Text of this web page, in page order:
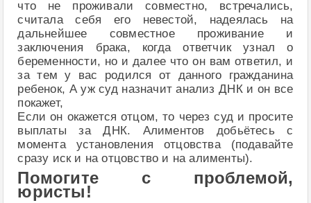
что не проживали совместно, встречались,
считала себя его невестой, надеялась на
дальнейшее совместное проживание и
заключения брака, когда ответчик узнал о
беременности, но и далее что он вам ответил, и
за тем у вас родился от данного гражданина
ребенок, А уж суд назначит анализ ДНК и он все
покажет,
Если он окажется отцом, то через суд и просите
выплаты за ДНК. Алиментов добьётесь с
момента установления отцовства (подавайте
сразу иск и на отцовство и на алименты).
Помогите с проблемой,
юристы!